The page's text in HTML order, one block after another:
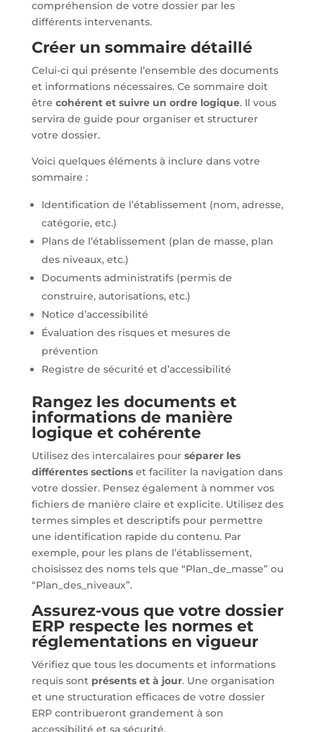
compréhension de votre dossier par les
différents intervenants.
Créer un sommaire détaillé
Celui-ci qui présente l’ensemble des documents
et informations nécessaires. Ce sommaire doit
être cohérent et suivre un ordre logique. Il vous
servira de guide pour organiser et structurer
votre dossier.
Voici quelques éléments à inclure dans votre
sommaire :
Identification de l’établissement (nom, adresse,
catégorie, etc.)
Plans de l’établissement (plan de masse, plan
des niveaux, etc.)
Documents administratifs (permis de
construire, autorisations, etc.)
Notice d’accessibilité
Évaluation des risques et mesures de
prévention
Registre de sécurité et d’accessibilité
Rangez les documents et
informations de manière
logique et cohérente
Utilisez des intercalaires pour séparer les
différentes sectionset faciliter la navigation dans
votre dossier. Pensez également à nommer vos
fichiers de manière claire et explicite. Utilisez des
termes simples et descriptifs pour permettre
une identification rapide du contenu. Par
exemple, pour les plans de l’établissement,
choisissez des noms tels que “Plan_de_masse” ou
“Plan_des_niveaux”.
Assurez-vous que votre dossier
ERP respecte les normes et
réglementations en vigueur
Vérifiez que tous les documents et informations
requis sont présents et à jour. Une organisation
et une structuration efficaces de votre dossier
ERP contribueront grandement à son
accessibilité et sa sécurité.